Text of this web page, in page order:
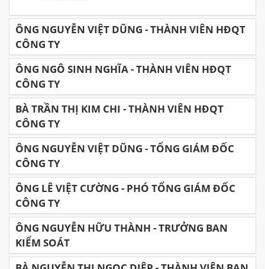
ÔNG NGUYỄN VIỆT DŨNG - THÀNH VIÊN HĐQT
CÔNG TY
ÔNG NGÔ SINH NGHĨA - THÀNH VIÊN HĐQT
CÔNG TY
BÀ TRẦN THỊ KIM CHI - THÀNH VIÊN HĐQT
CÔNG TY
ÔNG NGUYỄN VIỆT DŨNG - TỔNG GIÁM ĐỐC
CÔNG TY
ÔNG LÊ VIỆT CƯỜNG - PHÓ TỔNG GIÁM ĐỐC
CÔNG TY
ÔNG NGUYỄN HỮU THÀNH - TRƯỞNG BAN
KIỂM SOÁT